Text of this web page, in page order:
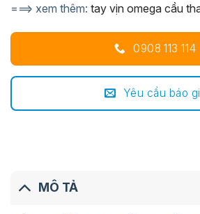
===> xem thêm: tay vịn omega cầu
0908 113 114
Yêu cầu báo
MÔ TẢ